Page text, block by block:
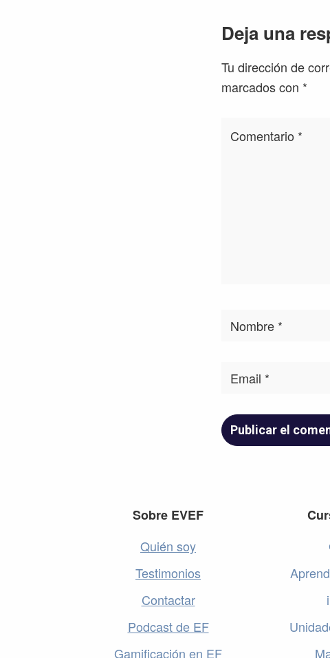
con
los
Deja una
Tu dirección de
marcados con *
Sobre EVEF
Quién soy
Testimonios
Contactar
Podcast de EF
Gamificación en EF